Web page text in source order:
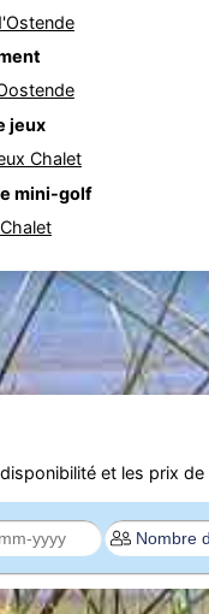
jeux
Chalet
mini-golf
et les prix de